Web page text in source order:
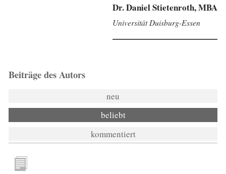
Dr. Daniel Stietenroth, MBA
Universität Duisburg-Essen
Beiträge des Autors
neu
beliebt
kommentiert